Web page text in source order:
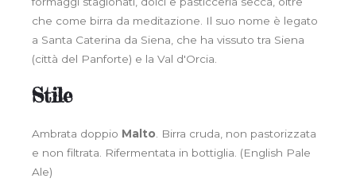
che come birra da meditazione. Il suo nome è legato
a Santa Caterina da Siena, che ha vissuto tra Siena
(città del Panforte) e la Val d'Orcia.
Stile
Ambrata doppio Malto . Birra cruda, non pastorizzata
e non filtrata. Rifermentata in bottiglia. (English Pale
Ale)